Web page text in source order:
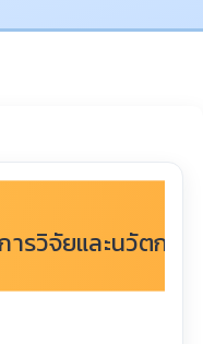
ารวิจัยและนวัตก